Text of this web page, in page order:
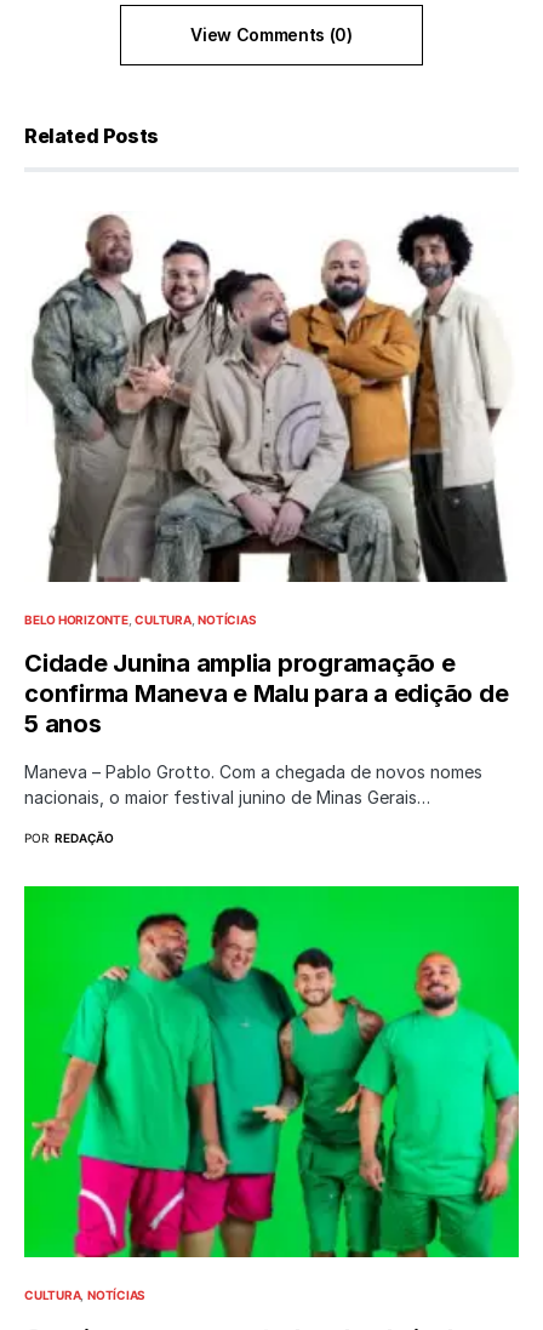
View Comments (0)
Related Posts
BELO HORIZONTE CULTURA NOTÍCIAS
Cidade Junina amplia programação e
confirma Maneva e Malu para a edição de
5 anos
Maneva – Pablo Grotto. Com a chegada de novos nomes
nacionais, o maior festival junino de Minas Gerais…
POR REDAÇÃO
CULTURA NOTÍCIAS